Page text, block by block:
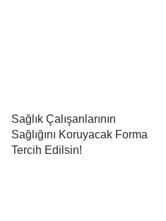
Sağlık Çalışanlarının
Sağlığını Koruyacak Forma
Tercih Edilsin!